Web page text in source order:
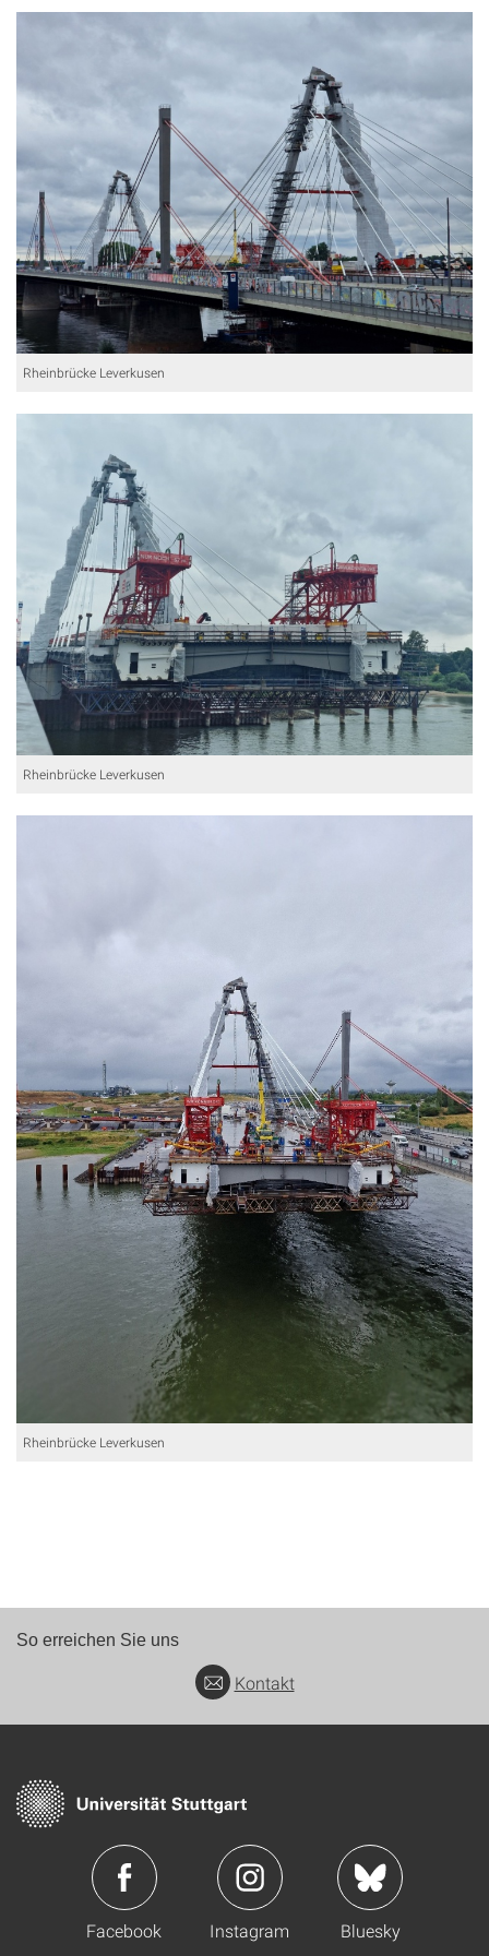
Rheinbrücke Leverkusen
Rheinbrücke Leverkusen
Rheinbrücke Leverkusen
So erreichen Sie uns
Kontakt
Facebook Instagram Bluesky